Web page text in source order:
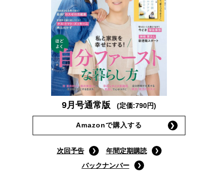
9月号通常版 (定価:790円)
Amazonで購入する
次回予告
年間定期購読
バックナンバー